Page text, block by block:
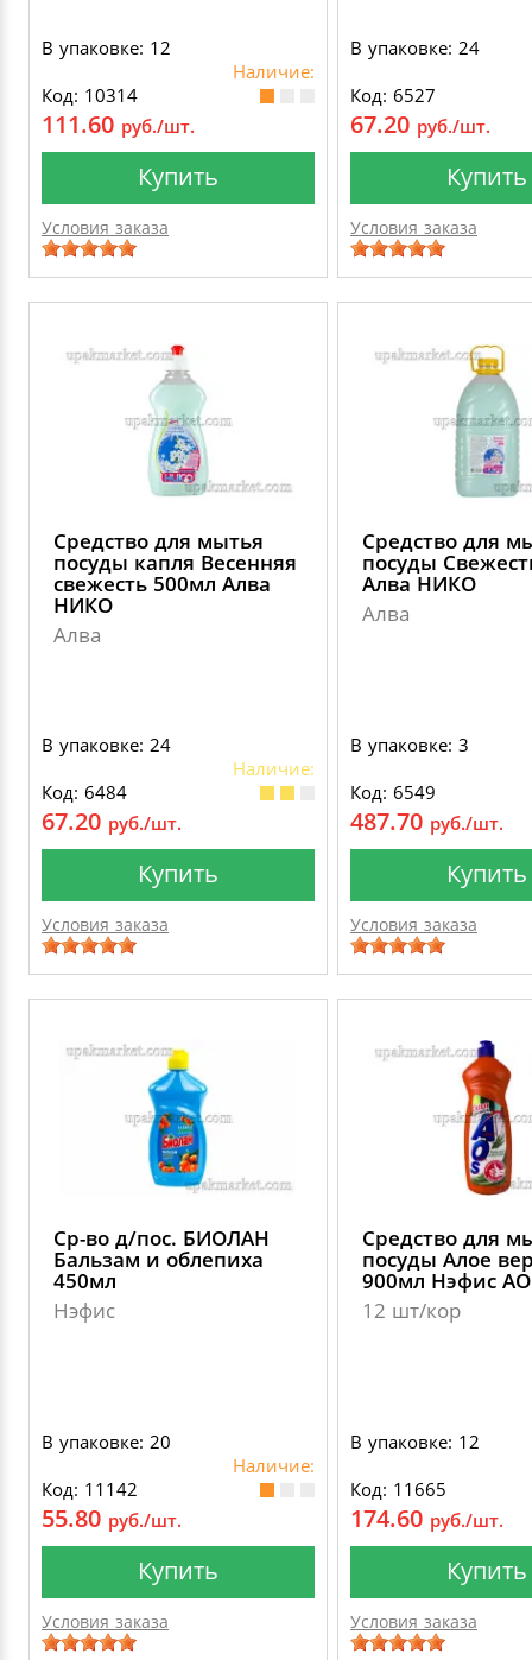
В упаковке: 12
Наличие:
Код: 10314
111.60 руб./шт.
Купить
Условия заказа
В упаковке: 24
Код: 6527
67.20 руб./шт.
Купить
Условия заказа
Средство для мытья
посуды капля Весенняя
свежесть 500мл Алва
НИКО
Алва
В упаковке: 24
Наличие:
Код: 6484
67.20 руб./шт.
Купить
Условия заказа
Средство для
посуды
Алва НИКО
Алва
В упаковке: 3
Код: 6549
487.70 руб./шт.
Купить
Условия заказа
Ср-во д/пос. БИОЛАН
Бальзам и облепиха
450мл
Нэфис
В упаковке: 20
Наличие:
Код: 11142
55.80 руб./шт.
Купить
Условия заказа
Средство для
посуды Алое
900мл Нэфис
12 шт/кор
В упаковке: 12
Код: 11665
174.60 руб./шт.
Купить
Условия заказа